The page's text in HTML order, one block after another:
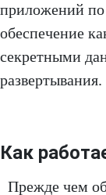
приложений
обеспечение
секретными
развертывания.
Как
Прежде чем